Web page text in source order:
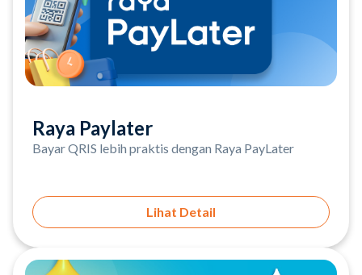
Raya Paylater
Bayar QRIS lebih praktis dengan Raya PayLater
Lihat Detail